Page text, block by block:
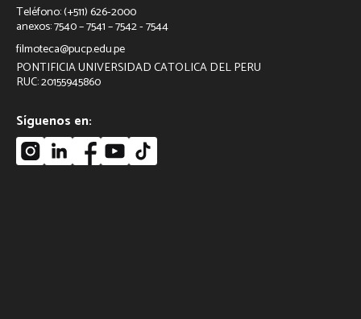
Teléfono: (+511) 626-2000
anexos: 7540 – 7541 – 7542 - 7544
filmoteca@pucp.edu.pe
PONTIFICIA UNIVERSIDAD CATOLICA DEL PERU
RUC: 20155945860
Síguenos en: